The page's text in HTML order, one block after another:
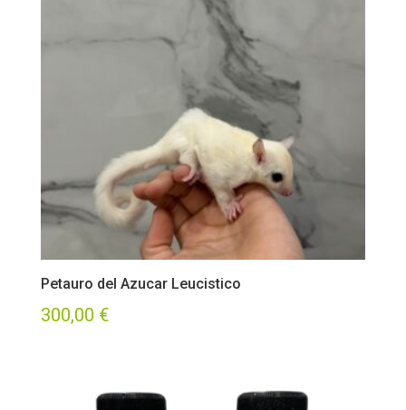
Petauro del Azucar Leucistico
300,00 €